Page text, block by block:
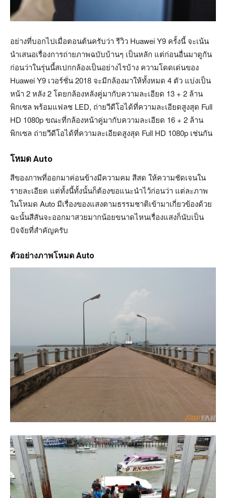
อย่างที่บอกไปเมื่อตอนต้นครับว่า รีวิว Huawei Y9 ครั้งนี้ จะเน้น
นำเสนอเรื่องการถ่ายภาพฉบับบ้านๆ เป็นหลัก แต่ก่อนอื่นมาดูกัน
ก่อนว่าในรุ่นนี้สเปกกล้องเป็นอย่างไรบ้าง ความโดดเด่นของ
Huawei Y9 เวอร์ชั่น 2018 จะมีกล้องมาให้ทั้งหมด 4 ตัว แบ่งเป็น
หน้า 2 หลัง 2 โดยกล้องหลังคู่มากับความละเอียด 13 + 2 ล้าน
พิกเซล พร้อมแฟลช LED, ถ่ายวีดีโอได้ที่ความละเอียดสูงสุด Full
HD 1080p ขณะที่กล้องหน้าคู่มากับความละเอียด 16 + 2 ล้าน
พิกเซล ถ่ายวีดีโอได้ที่ความละเอียดสูงสุด Full HD 1080p เช่นกัน
โหมด Auto
สีของภาพที่ออกมาค่อนข้างมีความคม สีสด ให้ความชัดเจนใน
รายละเอียด แต่ทั้งนี้ทั้งนั้นก็ต้องขอแนะนำไว้ก่อนว่า แต่ละภาพ
ในโหมด Auto มีเรื่องของแสงตามธรรมชาติเข้ามาเกี่ยวข้องด้วย
ฉะนั้นสีสันจะออกมาสวยมากน้อยขนาดไหนเรื่องแสงก็นับเป็น
ปัจจัยที่สำคัญครับ
ตัวอย่างภาพโหมด Auto